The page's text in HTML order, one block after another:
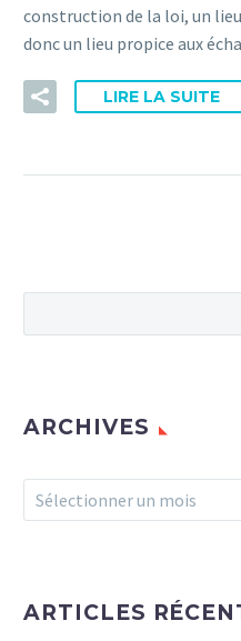
construction de la loi, un
donc un lieu propice aux
LIRE LA SUITE
ARCHIVES
Archives
Sélectionner un mois
ARTICLES